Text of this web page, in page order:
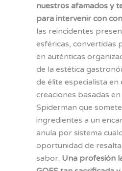
nuestros afamados y
para intervenir con
las reincidentes
esféricas, convertidas
en auténticas
de la estética
de élite especialista en
creaciones basadas
Spiderman que
ingredientes a un
anula por sistema
oportunidad de
sabor. Una profesión